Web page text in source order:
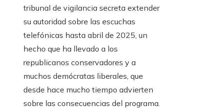
tribunal de vigilancia secreta extender
su autoridad sobre las escuchas
telefónicas hasta abril de 2025, un
hecho que ha llevado a los
republicanos conservadores y a
muchos demócratas liberales, que
desde hace mucho tiempo advierten
sobre las consecuencias del programa.